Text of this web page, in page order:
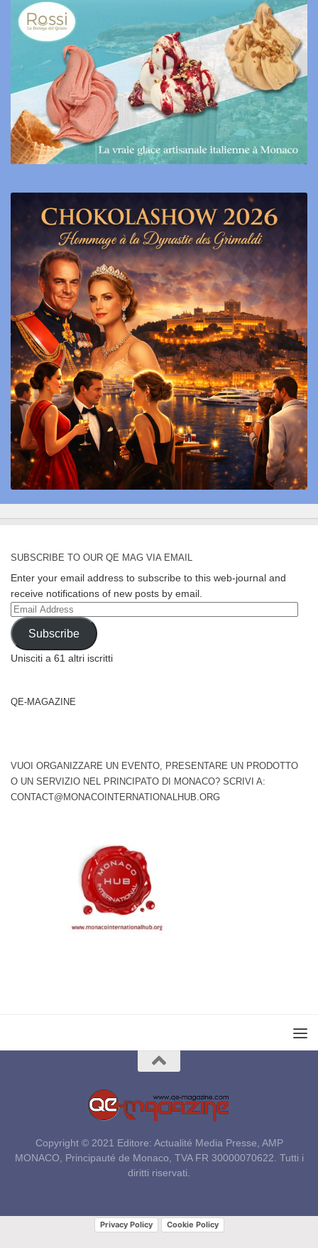
SUBSCRIBE TO OUR QE MAG VIA EMAIL
Enter your email address to subscribe to this web-journal and
receive notifications of new posts by email.
Email
Address
Subscribe
Unisciti a 61 altri iscritti
QE-MAGAZINE
VUOI ORGANIZZARE UN EVENTO, PRESENTARE UN PRODOTTO
O UN SERVIZIO NEL PRINCIPATO DI MONACO? SCRIVI A:
CONTACT@MONACOINTERNATIONALHUB.ORG
Copyright © 2021 Editore: Actualité Media Presse, AMP
MONACO, Principauté de Monaco, TVA FR 30000070622. Tutti i
diritti riservati.
Privacy Policy Cookie Policy